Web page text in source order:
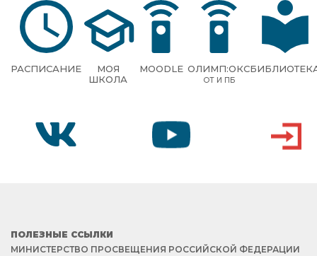
РАСПИСАНИЕ
МОЯ
ШКОЛА
MOODLE ОЛИМП:ОКС
ОТ И ПБ
ПОЛЕЗНЫЕ ССЫЛКИ
МИНИСТЕРСТВО ПРОСВЕЩЕНИЯ РОССИЙСКОЙ ФЕДЕРАЦИИ